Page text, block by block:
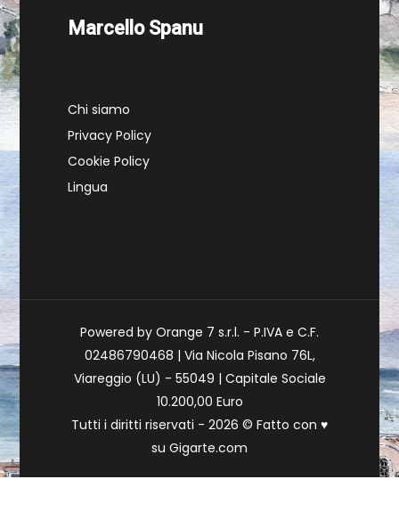
Marcello Spanu
Chi siamo
Privacy Policy
Cookie Policy
Lingua
Powered by Orange 7 s.r.l. - P.IVA e C.F.
02486790468 | Via Nicola Pisano 76L,
Viareggio (LU) - 55049 | Capitale Sociale
10.200,00 Euro
Tutti i diritti riservati - 2026 © Fatto con ♥
su Gigarte.com